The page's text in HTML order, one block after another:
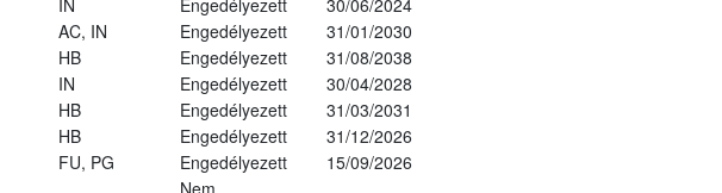
AC, IN Engedélyezett
31/01/2030
HB Engedélyezett
31/08/2038
IN Engedélyezett
30/04/2028
HB Engedélyezett
31/03/2031
HB Engedélyezett
31/12/2026
FU, PG Engedélyezett
15/09/2026
Nem